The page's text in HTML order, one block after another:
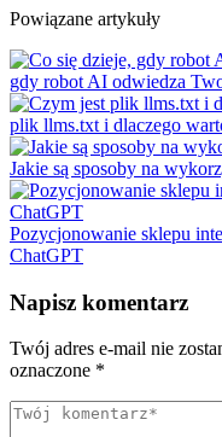
Powiązane artykuły
gdy robot AI odwiedza
plik llms.txt i dlaczego
Jakie są sposoby na
Pozycjonowanie sklepu
ChatGPT
Napisz komentarz
Twój adres e-mail nie
oznaczone *